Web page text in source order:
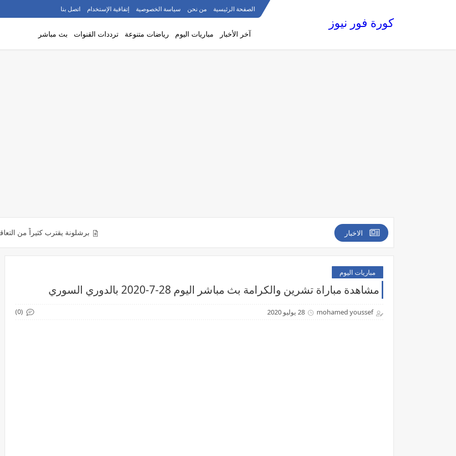
الصفحة الرئيسية من نحن سياسة الخصوصية إتفاقية الإستخدام اتصل بنا
كورة فور نيوز
آخر الأخبار مباريات اليوم رياضات متنوعة ترددات القنوات بث مباشر
الاخبار برشلونة يقترب كثيراً من التعاقد مع رحيم
مباريات اليوم
مشاهدة مباراة تشرين والكرامة بث مباشر اليوم 28-7-2020 بالدوري السوري
mohamed youssef 28 يوليو 2020 (0)